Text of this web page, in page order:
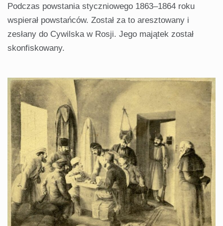
Podczas powstania styczniowego 1863–1864 roku
wspierał powstańców. Został za to aresztowany i
zesłany do Cywilska w Rosji. Jego majątek został
skonfiskowany.